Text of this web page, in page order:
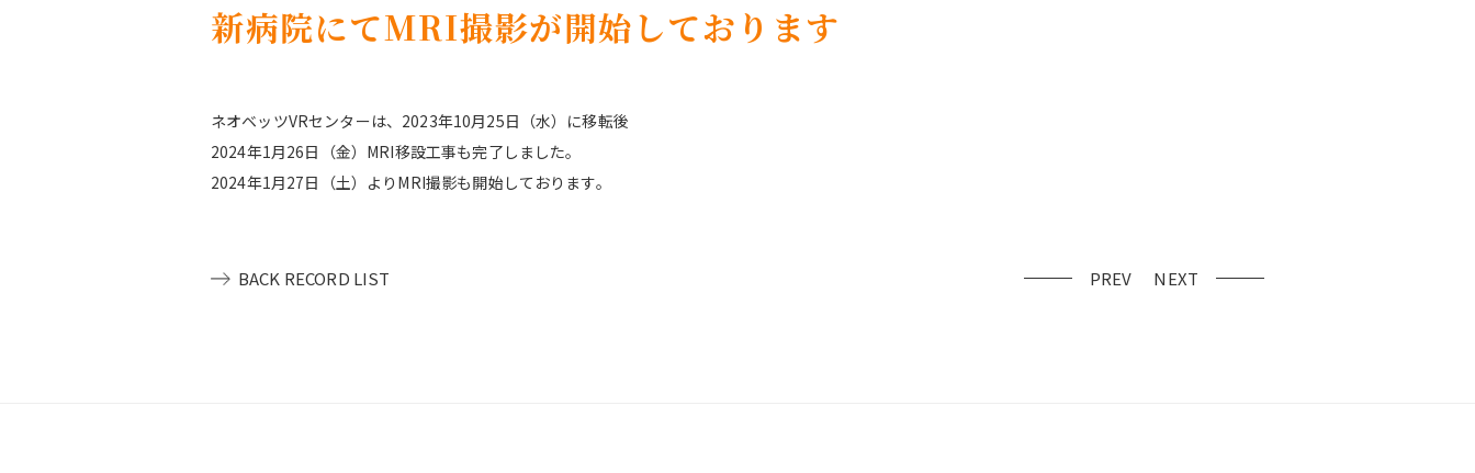
新病院にてMRI撮影が開始しております
ネオベッツVRセンターは、2023年10月25日（水）に移転後
2024年1月26日（金）MRI移設工事も完了しました。
2024年1月27日（土）よりMRI撮影も開始しております。
PREV NEXT
BACK RECORD LIST